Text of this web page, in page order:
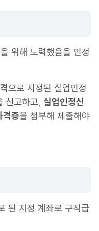
위해 노력했음을 인정
으로 지정된 실업인정
신고하고, 실업인정신
격증을 첨부해 제출해야
된 지정 계좌로 구직급